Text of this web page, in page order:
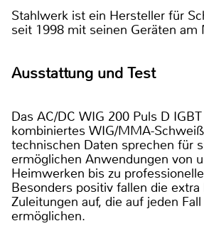
Stahlwerk ist ein Hersteller für
seit 1998 mit seinen Geräten
Ausstattung und Test
Das AC/DC WIG 200 Puls D
kombiniertes WIG/MMA-
technischen Daten sprechen für
ermöglichen Anwendungen von
Heimwerken bis zu
Besonders positiv fallen die extra
Zuleitungen auf, die auf jeden
ermöglichen.